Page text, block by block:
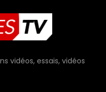
vidéos, essais, vidéos